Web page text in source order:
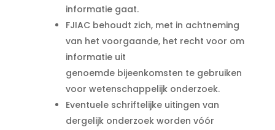
informatie gaat.
FJIAC behoudt zich, met in achtneming
van het voorgaande, het recht voor om
informatie uit
genoemde bijeenkomsten te gebruiken
voor wetenschappelijk onderzoek.
Eventuele schriftelijke uitingen van
dergelijk onderzoek worden vóór